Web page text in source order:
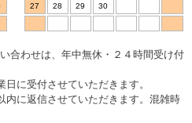
27
28 29 30
合わせは、年中無休・２４時間受け付
に受付させていただきます。
内に返信させていただきます。混雑時